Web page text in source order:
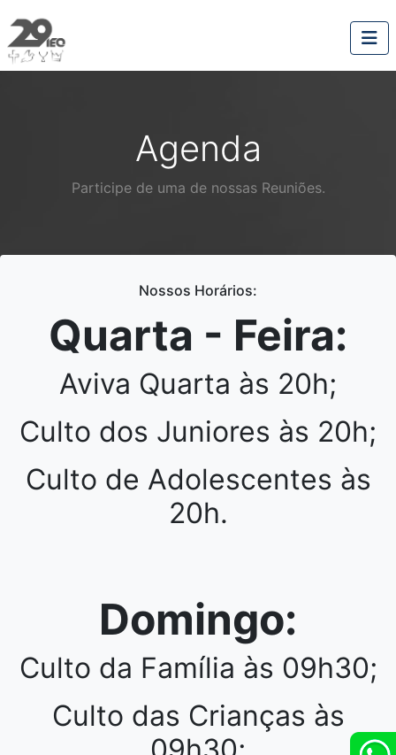
Agenda
Participe de uma de nossas Reuniões.
Nossos Horários:
Quarta - Feira:
Aviva Quarta às 20h;
Culto dos Juniores às 20h;
Culto de Adolescentes às
20h.
Domingo:
Culto da Família às 09h30;
Culto das Crianças às